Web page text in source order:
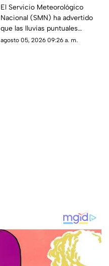
Villahermosa hoy 5 de
agosto de 2026?
El Servicio Meteorológico
Nacional (SMN) ha advertido
que las lluvias puntuales
fuertes podrían ocasionar
agosto 05, 2026 09:26 a. m.